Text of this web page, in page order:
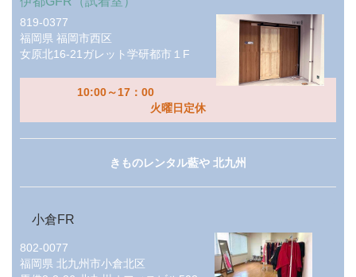
819-0377
福岡県 福岡市西区
女原北16-21ガレット学研都市１F
10:00～17：00
火曜日定休
きものレンタル藍や 北九州
小倉FR
802-0077
福岡県 北九州市小倉北区